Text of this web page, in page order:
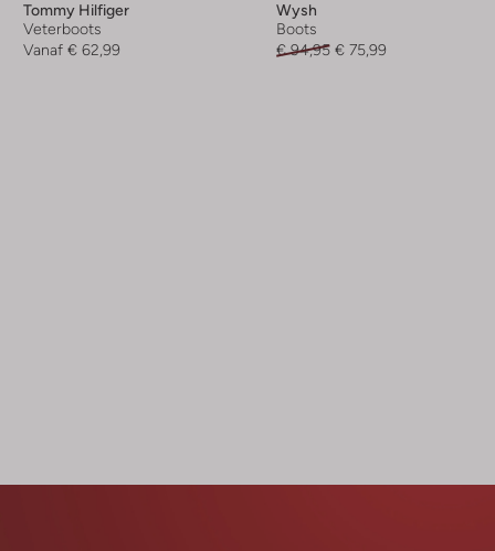
Tommy Hilfiger
Veterboots
Vanaf € 62,99
Wysh
Boots
€ 94,95 € 75,99